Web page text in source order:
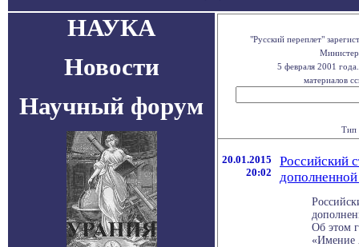
НАУКА
Новости
Научный форум
"Русский переплет"
5 февраля 2001
материалов
Тип
20.01.2015
20:02
Российский
Об этом
«Имение